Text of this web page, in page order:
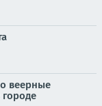
веерные